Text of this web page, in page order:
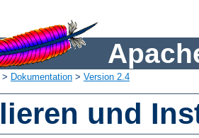
> Dokumentation > Version 2.4
und